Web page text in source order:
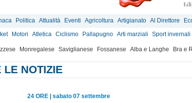
Politica Attualità Eventi Agricoltura Artigianato Al Direttore
Motori Atletica Ciclismo Pallapugno Arti marziali Sport invernali
Monregalese Saviglianese Fossanese Alba e Langhe Bra e
LE NOTIZIE
24 ORE sabato 07 settembre